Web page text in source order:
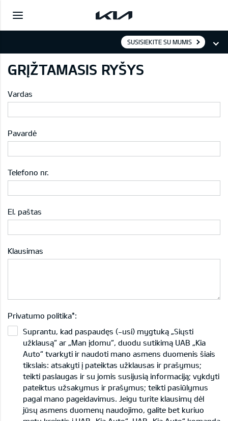
SUSISIEKITE SU MUMIS
GRĮŽTAMASIS RYŠYS
Vardas
Pavardė
Telefono nr.
El. paštas
Klausimas
Privatumo politika*:
Suprantu, kad paspaudęs (-usi) mygtuką „Siųsti
užklausą“ ar „Man įdomu“, duodu sutikimą UAB „Kia
Auto“ tvarkyti ir naudoti mano asmens duomenis šiais
tikslais: atsakyti į pateiktas užklausas ir prašymus;
teikti paslaugas ir su jomis susijusią informaciją; vykdyti
pateiktus užsakymus ir prašymus; teikti pasiūlymus
pagal mano pageidavimus. Jeigu turite klausimų dėl
jūsų asmens duomenų naudojimo, galite bet kuriuo